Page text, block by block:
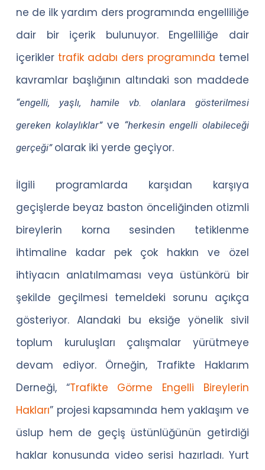
ne de ilk yardım ders programında engelliliğe
dair bir içerik bulunuyor. Engelliliğe dair
içerikler trafik adabı ders programında temel
kavramlar başlığının altındaki son maddede
“engelli, yaşlı, hamile vb. olanlara gösterilmesi
gereken kolaylıklar”ve “herkesin engelli olabileceği
gerçeği” olarak iki yerde geçiyor.
İlgili programlarda karşıdan karşıya
geçişlerde beyaz baston önceliğinden otizmli
bireylerin korna sesinden tetiklenme
ihtimaline kadar pek çok hakkın ve özel
ihtiyacın anlatılmaması veya üstünkörü bir
şekilde geçilmesi temeldeki sorunu açıkça
gösteriyor. Alandaki bu eksiğe yönelik sivil
toplum kuruluşları çalışmalar yürütmeye
devam ediyor. Örneğin, Trafikte Haklarım
Derneği, “Trafikte Görme Engelli Bireylerin
Hakları” projesi kapsamında hem yaklaşım ve
üslup hem de geçiş üstünlüğünün getirdiği
haklar konusunda video serisi hazırladı. Yurt